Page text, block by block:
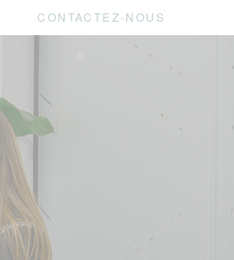
CONTACTEZ-NOUS